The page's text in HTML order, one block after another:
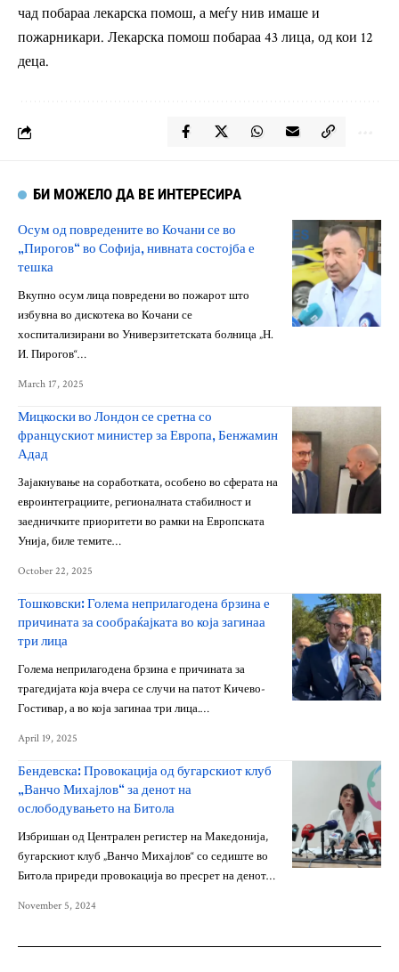
чад побараа лекарска помош, а меѓу нив имаше и
пожарникари. Лекарска помош побараа 43 лица, од кои 12
деца.
БИ МОЖЕЛО ДА ВЕ ИНТЕРЕСИРА
Осум од повредените во Кочани се во
„Пирогов“ во Софија, нивната состојба е
тешка
Вкупно осум лица повредени во пожарот што
избувна во дискотека во Кочани се
хоспитализирани во Универзитетската болница „Н.
И. Пирогов“…
March 17, 2025
Мицкоски во Лондон се сретна со
францускиот министер за Европа, Бенжамин
Адад
Зајакнување на соработката, особено во сферата на
евроинтеграциите, регионалната стабилност и
заедничките приоритети во рамки на Европската
Унија, биле темите…
October 22, 2025
Тошковски: Голема неприлагодена брзина е
причината за сообраќајката во која загинаа
три лица
Голема неприлагодена брзина е причината за
трагедијата која вчера се случи на патот Кичево-
Гостивар, а во која загинаа три лица.…
April 19, 2025
Бендевска: Провокација од бугарскиот клуб
„Ванчо Михајлов“ за денот на
ослободувањето на Битола
Избришан од Централен регистер на Македонија,
бугарскиот клуб „Ванчо Михајлов“ со седиште во
Битола приреди провокација во пресрет на денот…
November 5, 2024